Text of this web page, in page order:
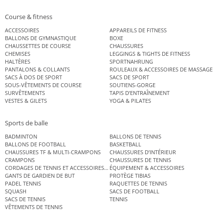
Course & fitness
ACCESSOIRES
APPAREILS DE FITNESS
BALLONS DE GYMNASTIQUE
BOXE
CHAUSSETTES DE COURSE
CHAUSSURES
CHEMISES
LEGGINGS & TIGHTS DE FITNESS
HALTÈRES
SPORTNAHRUNG
PANTALONS & COLLANTS
ROULEAUX & ACCESSOIRES DE MASSAGE
SACS À DOS DE SPORT
SACS DE SPORT
SOUS-VÊTEMENTS DE COURSE
SOUTIENS-GORGE
SURVÊTEMENTS
TAPIS D’ENTRAÎNEMENT
VESTES & GILETS
YOGA & PILATES
Sports de balle
BADMINTON
BALLONS DE TENNIS
BALLONS DE FOOTBALL
BASKETBALL
CHAUSSURES TF & MULTI-CRAMPONS
CHAUSSURES D’INTÉRIEUR
CRAMPONS
CHAUSSURES DE TENNIS
CORDAGES DE TENNIS ET ACCESSOIRES DE TENNISÉQUIPEMENT & ACCESSOIRES
GANTS DE GARDIEN DE BUT
PROTÈGE TIBIAS
PADEL TENNIS
RAQUETTES DE TENNIS
SQUASH
SACS DE FOOTBALL
SACS DE TENNIS
TENNIS
VÊTEMENTS DE TENNIS